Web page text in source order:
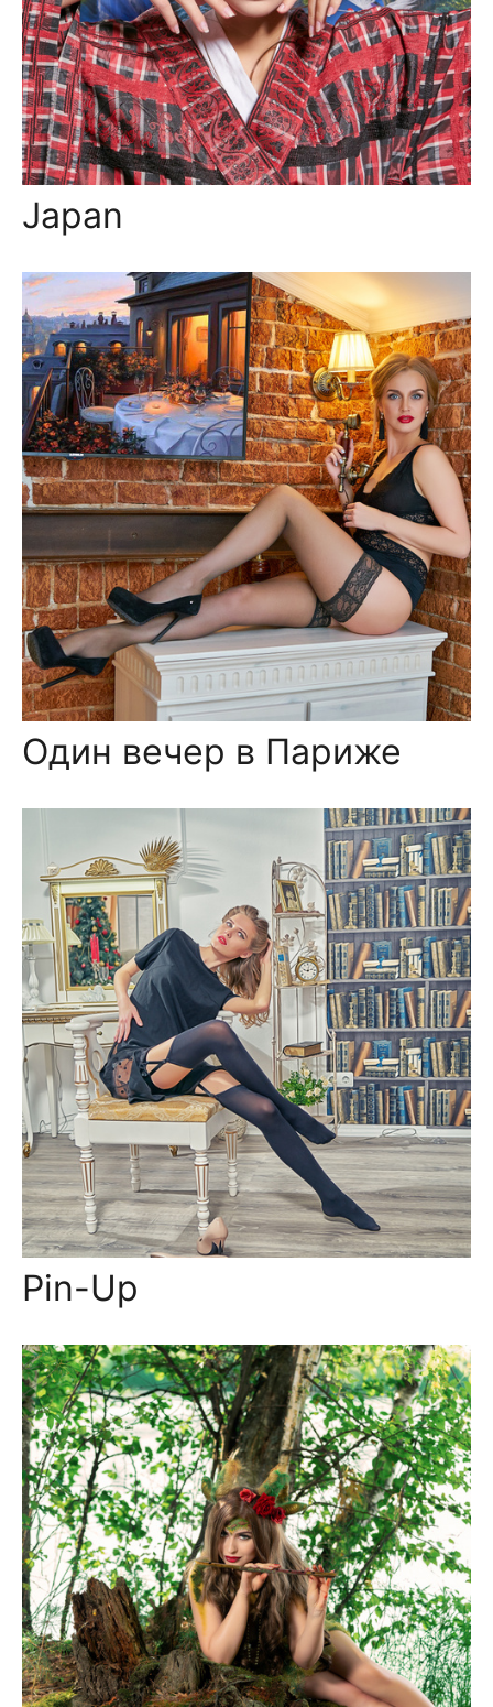
Japan
Один вечер в Париже
Pin-Up